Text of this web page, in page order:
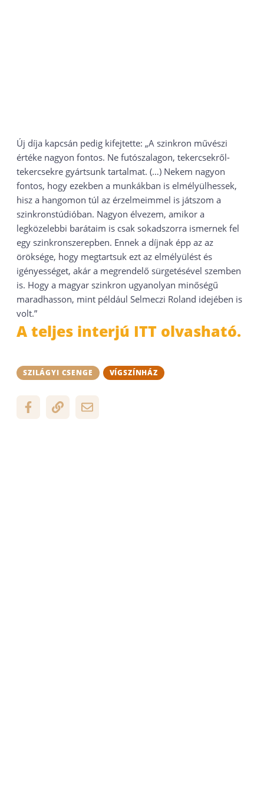
Új díja kapcsán pedig kifejtette: „A szinkron művészi
értéke nagyon fontos. Ne futószalagon, tekercsekről-
tekercsekre gyártsunk tartalmat. (…) Nekem nagyon
fontos, hogy ezekben a munkákban is elmélyülhessek,
hisz a hangomon túl az érzelmeimmel is játszom a
szinkronstúdióban. Nagyon élvezem, amikor a
legközelebbi barátaim is csak sokadszorra ismernek fel
egy szinkronszerepben. Ennek a díjnak épp az az
öröksége, hogy megtartsuk ezt az elmélyülést és
igényességet, akár a megrendelő sürgetésével szemben
is. Hogy a magyar szinkron ugyanolyan minőségű
maradhasson, mint például Selmeczi Roland idejében is
volt.”
A teljes interjú ITT olvasható.
SZILÁGYI CSENGE VÍGSZÍNHÁZ